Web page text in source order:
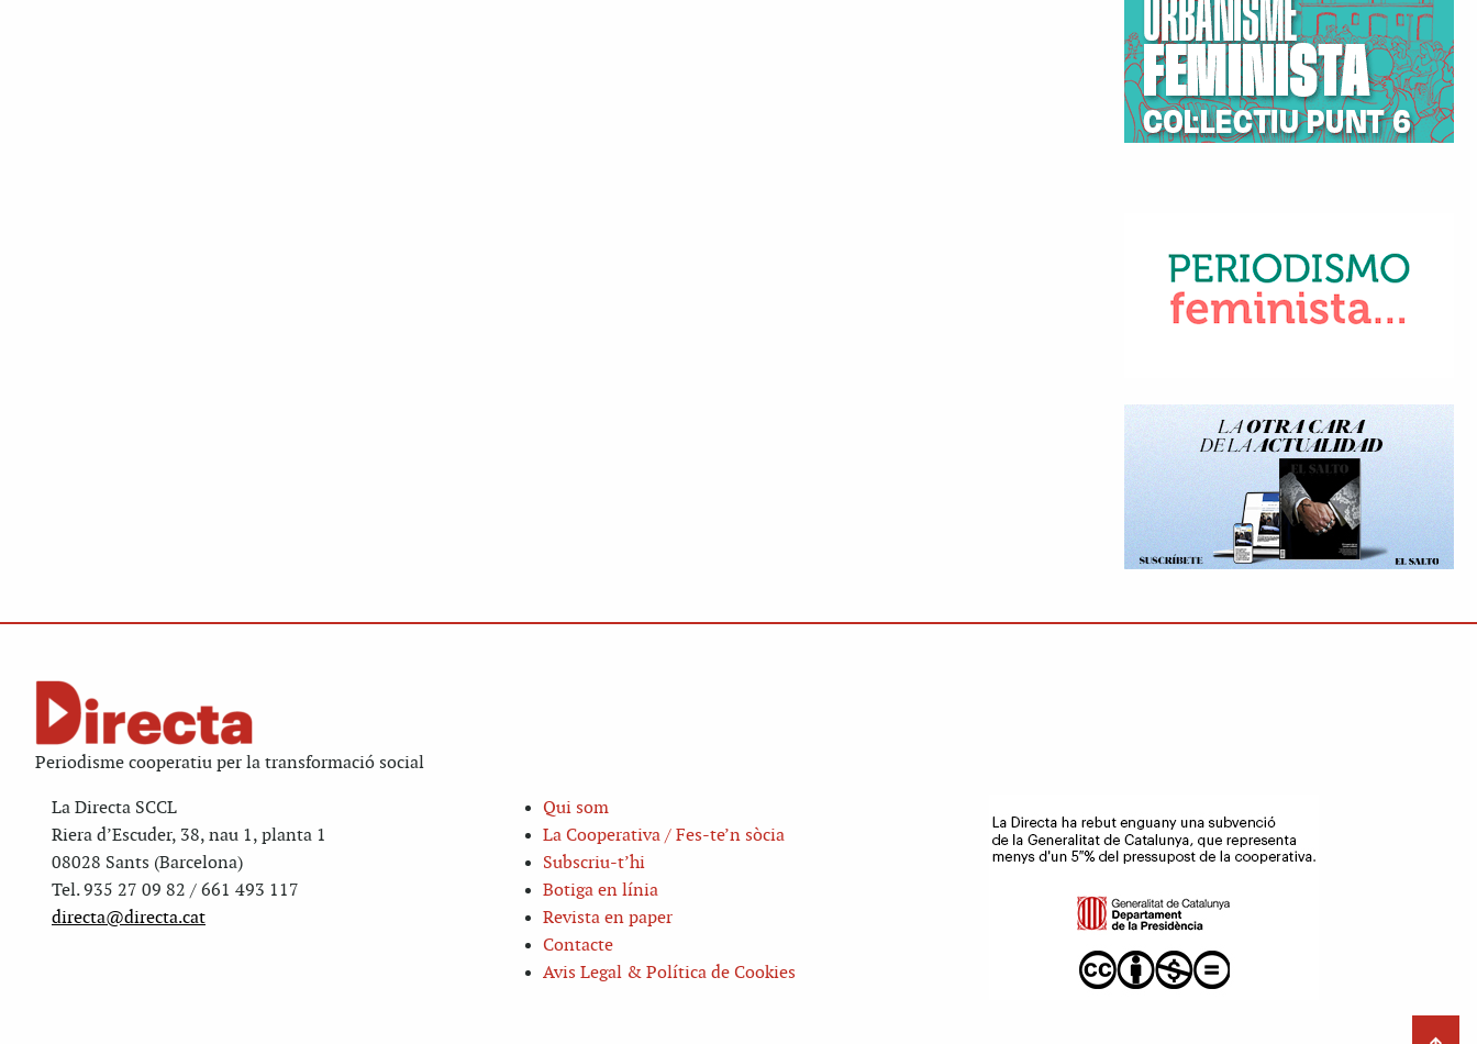
Periodisme cooperatiu per la transformació social
La Directa SCCL
Riera d’Escuder, 38, nau 1, planta 1
08028 Sants (Barcelona)
Tel. 935 27 09 82 / 661 493 117
directa@directa.cat
Qui som
La Cooperativa / Fes-te’n sòcia
Subscriu-t’hi
Botiga en línia
Revista en paper
Contacte
Avis Legal & Política de Cookies